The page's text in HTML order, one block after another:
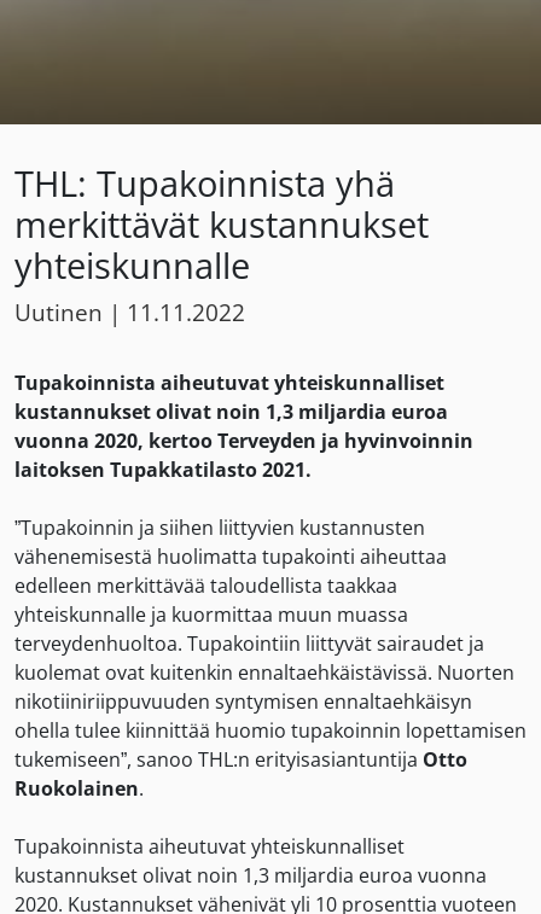
THL: Tupakoinnista yhä
merkittävät kustannukset
yhteiskunnalle
Uutinen | 11.11.2022
Tupakoinnista aiheutuvat yhteiskunnalliset
kustannukset olivat noin 1,3 miljardia euroa
vuonna 2020, kertooTerveyden ja hyvinvoinnin
laitoksen Tupakkatilasto 2021.
”Tupakoinnin ja siihen liittyvien kustannusten
vähenemisestä huolimatta tupakointi aiheuttaa
edelleen merkittävää taloudellista taakkaa
yhteiskunnalle ja kuormittaa muun muassa
terveydenhuoltoa. Tupakointiin liittyvät sairaudet ja
kuolemat ovat kuitenkin ennaltaehkäistävissä. Nuorten
nikotiiniriippuvuuden syntymisen ennaltaehkäisyn
ohella tulee kiinnittää huomio tupakoinnin lopettamisen
tukemiseen”, sanoo THL:n erityisasiantuntija Otto
Ruokolainen.
Tupakoinnista aiheutuvat yhteiskunnalliset
kustannukset olivat noin 1,3 miljardia euroa vuonna
2020. Kustannukset vähenivät yli 10 prosenttia vuoteen